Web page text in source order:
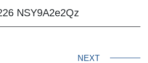
NSY9A2e2Qz
NEXT